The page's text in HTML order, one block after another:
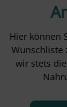
Hier können
Wunschliste
wir stets